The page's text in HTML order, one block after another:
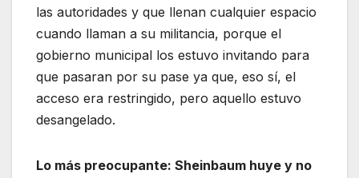
las autoridades y que llenan cualquier espacio
cuando llaman a su militancia, porque el
gobierno municipal los estuvo invitando para
que pasaran por su pase ya que, eso sí, el
acceso era restringido, pero aquello estuvo
desangelado.
Lo más preocupante: Sheinbaum huye y no